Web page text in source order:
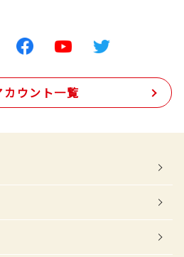
カウント一覧